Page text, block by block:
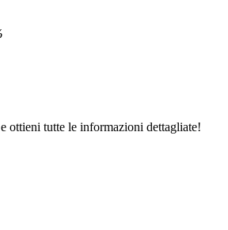
ottieni tutte le informazioni dettagliate!